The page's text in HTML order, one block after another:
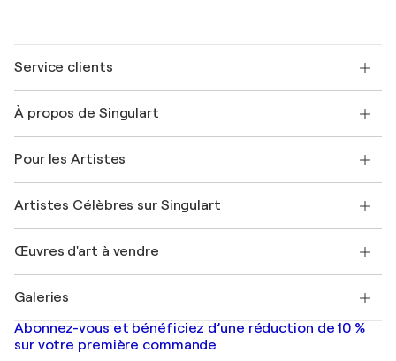
Service clients
Expédition
Offrir une carte cadeau
Rejoignez notre programme commercial
Mon compte
+33 1 76 44 06 42
À propos de Singulart
FAQ
Magazine Singulart
Emplois
Découvrez une sélection d'art original
Pour les Artistes
Se connecter en tant qu'Artiste
Artistes Célèbres sur Singulart
Marc Chagall
Banksy
Mr. Brainwash
Shepard Fairey
Œuvres d'art à vendre
Tableaux abstraits à vendre
Peintures de paysage
Estampes
Galeries
Galeries d'art en France
Galeries d'art en Belgique
Abonnez-vous et bénéficiez d’une réduction de 10 %
sur votre première commande